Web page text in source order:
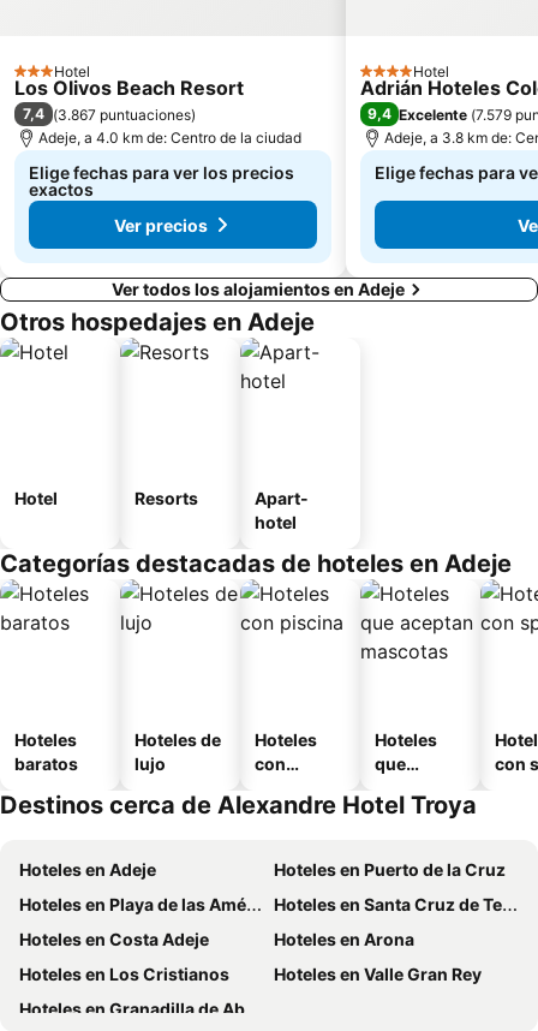
3 Estrellas
Hotel
Los Olivos Beach Resort
7,4 (3.867 puntuaciones)
Adeje, a 4.0 km de: Centro de la ciudad
Elige fechas para ver los precios
exactos
Ver precios
4 Estrellas
Hotel
Adrián Hoteles
9,4 Excelente (7.579
Adeje, a 3.8 km de:
Elige fechas para
Ver todos los alojamientos en Adeje
Otros hospedajes en Adeje
Hotel Resorts
Apart-
hotel
Categorías destacadas de hoteles en Adeje
Hoteles
baratos
Hoteles de
lujo
Hoteles
con
Hoteles
que
mascotas
con
Destinos cerca de Alexandre Hotel Troya
Hoteles en Adeje
Hoteles en Puerto de la Cruz
Hoteles en Playa de las Américas
Hoteles en Santa Cruz de Tenerife
Hoteles en Costa Adeje
Hoteles en Arona
Hoteles en Los Cristianos
Hoteles en Valle Gran Rey
Hoteles en Granadilla de Abona